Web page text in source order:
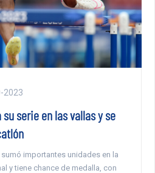
2023
serie en las vallas y se
importantes unidades en la
y tiene chance de medalla, con